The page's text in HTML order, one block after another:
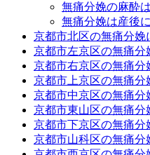
無痛分娩の麻酔
無痛分娩は産後
京都市北区の無痛分娩
京都市左京区の無痛分
京都市右京区の無痛分
京都市上京区の無痛分
京都市中京区の無痛分
京都市東山区の無痛分
京都市下京区の無痛分
京都市山科区の無痛分